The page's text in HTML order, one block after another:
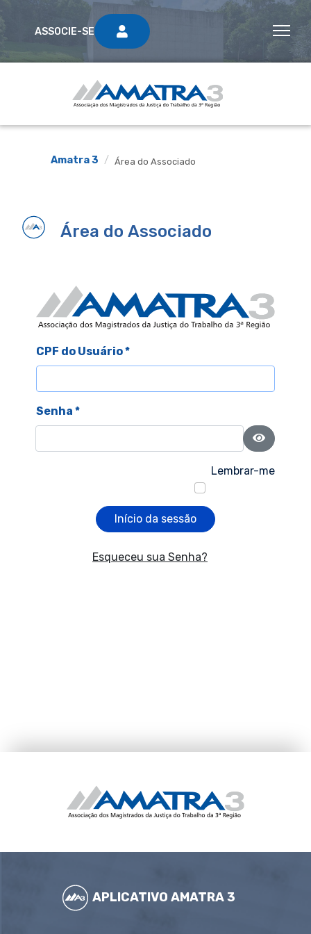
ASSOCIE-SE
Amatra 3 Área do Associado
Área do Associado
CPF do Usuário*
Senha *
Mostrar
Lembrar-me
Início da sessão
Esqueceu sua Senha?
APLICATIVO AMATRA 3